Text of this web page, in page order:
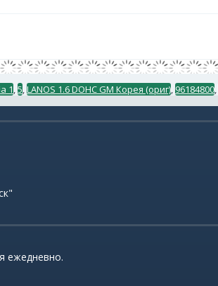
1,5,LANOS 1.6 DOHC GM Корея (ориг), 96184800,
ежедневно.